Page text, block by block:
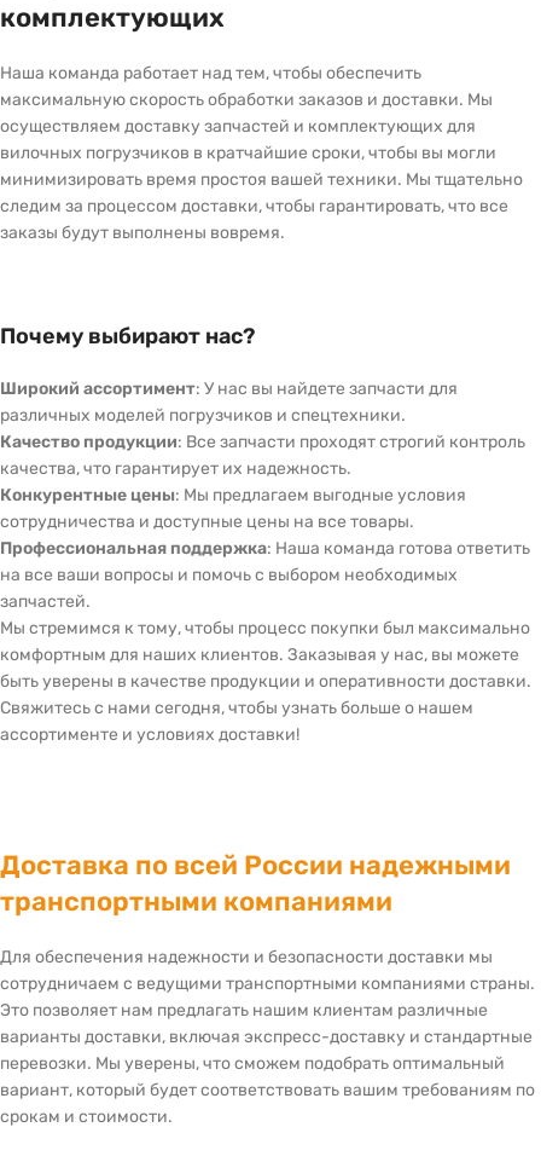
комплектующих
Наша команда работает над тем, чтобы обеспечить
максимальную скорость обработки заказов и доставки. Мы
осуществляем доставку запчастей и комплектующих для
вилочных погрузчиков в кратчайшие сроки, чтобы вы могли
минимизировать время простоя вашей техники. Мы тщательно
следим за процессом доставки, чтобы гарантировать, что все
заказы будут выполнены вовремя.
Почему выбирают нас?
Широкий ассортимент: У нас вы найдете запчасти для
различных моделей погрузчиков и спецтехники.
Качество продукции: Все запчасти проходят строгий контроль
качества, что гарантирует их надежность.
Конкурентные цены: Мы предлагаем выгодные условия
сотрудничества и доступные цены на все товары.
Профессиональная поддержка: Наша команда готова ответить
на все ваши вопросы и помочь с выбором необходимых
запчастей.
Мы стремимся к тому, чтобы процесс покупки был максимально
комфортным для наших клиентов. Заказывая у нас, вы можете
быть уверены в качестве продукции и оперативности доставки.
Свяжитесь с нами сегодня, чтобы узнать больше о нашем
ассортименте и условиях доставки!
Доставка по всей России надежными
транспортными компаниями
Для обеспечения надежности и безопасности доставки мы
сотрудничаем с ведущими транспортными компаниями страны.
Это позволяет нам предлагать нашим клиентам различные
варианты доставки, включая экспресс-доставку и стандартные
перевозки. Мы уверены, что сможем подобрать оптимальный
вариант, который будет соответствовать вашим требованиям по
срокам и стоимости.